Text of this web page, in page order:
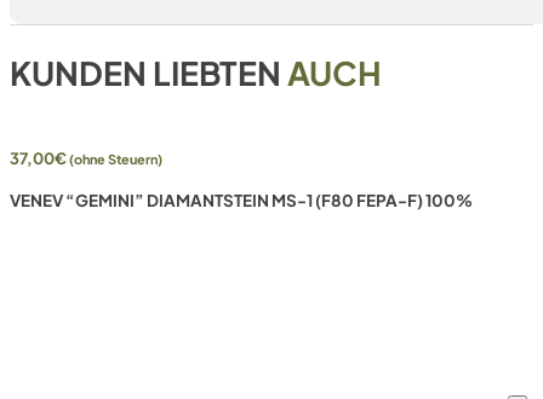
KUNDEN LIEBTEN AUCH
37,00€(ohne Steuern)
VENEV “GEMINI” DIAMANTSTEIN MS-1 (F80 FEPA-F) 100%